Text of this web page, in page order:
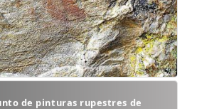
de pinturas rupestres de